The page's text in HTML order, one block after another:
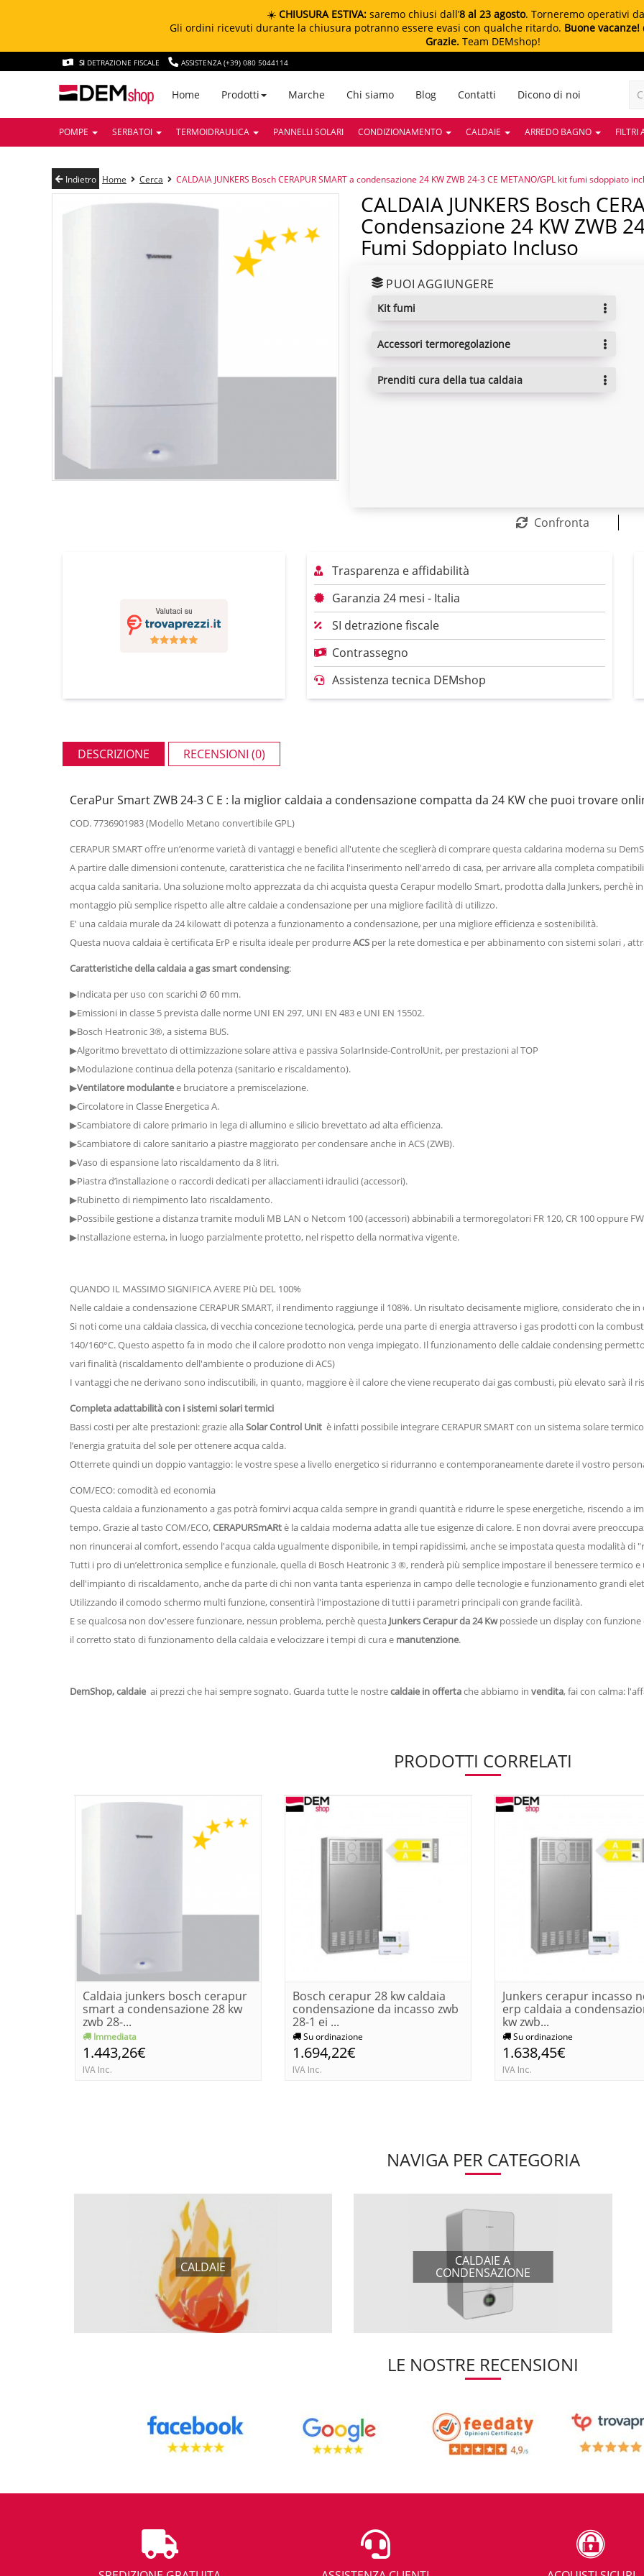
☀️ CHIUSURA ESTIVA: saremo chiusi dall’8 al 23 agosto. Torneremo operativi
Gli ordini ricevuti durante la chiusura potranno essere evasi con qualche ritardo. Buone vacanze!
Grazie. Team DEMshop!
SI DETRAZIONE FISCALE ASSISTENZA (+39) 080 5044114
Home Prodotti Marche Chi siamo Blog Contatti Dicono di noi
POMPE SERBATOI TERMOIDRAULICA PANNELLI SOLARI CONDIZIONAMENTO CALDAIE ARREDO BAGNO FILTRI
Indietro Home Cerca CALDAIA JUNKERS Bosch CERAPUR SMART a condensazione 24 KW ZWB 24-3 CE METANO/GPL kit fumi sdoppiato
CALDAIA JUNKERS Bosch CERAPUR SMART A
Condensazione 24 KW ZWB
Fumi Sdoppiato Incluso
PUOI AGGIUNGERE
kit fumi
accessori termoregolazione
prenditi cura della tua caldaia
Confronta
Trasparenza e affidabilità
Garanzia 24 mesi - Italia
SI detrazione fiscale
Contrassegno
Assistenza tecnica DEMshop
DESCRIZIONE RECENSIONI (0)
CeraPur Smart ZWB 24-3 C E : la miglior caldaia a condensazione compatta da 24 KW che puoi trovare
COD. 7736901983 (Modello Metano convertibile GPL)
CERAPUR SMART offre un’enorme varietà di vantaggi e benefici all'utente che sceglierà di comprare questa caldarina moderna su
A partire dalle dimensioni contenute, caratteristica che ne facilita l'inserimento nell'arredo di casa, per arrivare alla completa
acqua calda sanitaria. Una soluzione molto apprezzata da chi acquista questa Cerapur modello Smart, prodotta dalla Junkers, perchè
montaggio più semplice rispetto alle altre caldaie a condensazione per una migliore facilità di utilizzo.
E' una caldaia murale da 24 kilowatt di potenza a funzionamento a condensazione, per una migliore efficienza e sostenibilità.
Questa nuova caldaia è certificata ErP e risulta ideale per produrreACS per la rete domestica e per abbinamento con sistemi solari ,
Caratteristiche della caldaia a gas smart condensing:
▶Indicata per uso con scarichi Ø 60 mm.
▶Emissioni in classe 5 prevista dalle norme UNI EN 297, UNI EN 483 e UNI EN 15502.
▶Bosch Heatronic 3®, a sistema BUS.
▶Algoritmo brevettato di ottimizzazione solare attiva e passiva SolarInside-ControlUnit, per prestazioni al TOP
▶Modulazione continua della potenza (sanitario e riscaldamento).
▶Ventilatore modulantee bruciatore a premiscelazione.
▶Circolatore in Classe Energetica A.
▶Scambiatore di calore primario in lega di allumino e silicio brevettato ad alta efficienza.
▶Scambiatore di calore sanitario a piastre maggiorato per condensare anche in ACS (ZWB).
▶Vaso di espansione lato riscaldamento da 8 litri.
▶Piastra d’installazione o raccordi dedicati per allacciamenti idraulici (accessori).
▶Rubinetto di riempimento lato riscaldamento.
▶Possibile gestione a distanza tramite moduli MB LAN o Netcom 100 (accessori) abbinabili a termoregolatori FR 120, CR 100 oppure
▶Installazione esterna, in luogo parzialmente protetto, nel rispetto della normativa vigente.
QUANDO IL MASSIMO SIGNIFICA AVERE PIù DEL 100%
Nelle caldaie a condensazione CERAPUR SMART, il rendimento raggiunge il 108%. Un risultato decisamente migliore, considerato che
Si noti come una caldaia classica, di vecchia concezione tecnologica, perde una parte di energia attraverso i gas prodotti con la
140/160°C. Questo aspetto fa in modo che il calore prodotto non venga impiegato. Il funzionamento delle caldaie condensing
vari finalità (riscaldamento dell'ambiente o produzione di ACS)
I vantaggi che ne derivano sono indiscutibili, in quanto, maggiore è il calore che viene recuperato dai gas combusti, più elevato sarà il
Completa adattabilità con i sistemi solari termici
Bassi costi per alte prestazioni: grazie allaSolar Control Unit è infatti possibile integrare CERAPUR SMART con un sistema solare
l’energia gratuita del sole per ottenere acqua calda.
Otterrete quindi un doppio vantaggio: le vostre spese a livello energetico si ridurranno e contemporaneamente darete il vostro
COM/ECO: comodità ed economia
Questa caldaia a funzionamento a gas potrà fornirvi acqua calda sempre in grandi quantità e ridurre le spese energetiche, riscendo a
tempo. Grazie al tasto COM/ECO,CERAPURSmARtè la caldaia moderna adatta alle tue esigenze di calore. E non dovrai avere
non rinuncerai al comfort, essendo l'acqua calda ugualmente disponibile, in tempi rapidissimi, anche se impostata questa modalità di
Tutti i pro di un’elettronica semplice e funzionale, quella di Bosch Heatronic 3 ®, renderà più semplice impostare il benessere termico
dell'impianto di riscaldamento, anche da parte di chi non vanta tanta esperienza in campo delle tecnologie e funzionamento grandi
Utilizzando il comodo schermo multi funzione, consentirà l'impostazione di tutti i parametri principali con grande facilità.
E se qualcosa non dov'essere funzionare, nessun problema, perchè questa Junkers Cerapur da 24 Kwpossiede un display con funzione
il corretto stato di funzionamento della caldaia e velocizzare i tempi di cura e manutenzione.
DemShop, caldaie ai prezzi che hai sempre sognato. Guarda tutte le nostrecaldaie in offertache abbiamo in vendita, fai con calma:
PRODOTTI CORRELATI
Caldaia junkers bosch cerapur
smart a condensazione 28 kw
zwb 28-...
Immediata
1.443,26€
IVA Inc.
Bosch cerapur 28 kw caldaia
condensazione da incasso zwb
28-1 ei ...
Su ordinazione
1.694,22€
IVA Inc.
Junkers cerapur incasso
erp caldaia a
kw zwb...
Su ordinazione
1.638,45€
IVA Inc.
NAVIGA PER CATEGORIA
CALDAIE CALDAIE A
CONDENSAZIONE
LE NOSTRE RECENSIONI